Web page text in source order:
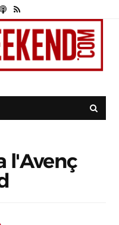
l'Avenç